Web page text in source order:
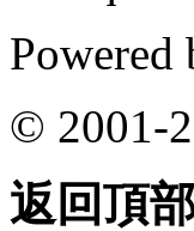
Powered
© 2001-
返回頂